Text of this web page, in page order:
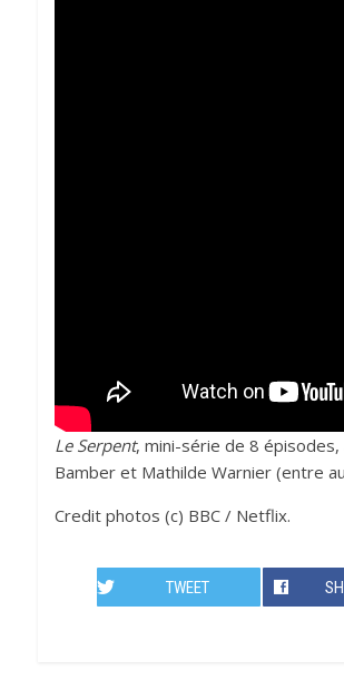
Le Serpent, mini-série de 8 épisodes,
Bamber et Mathilde Warnier (entre
Credit photos (c) BBC / Netflix.
TWEET